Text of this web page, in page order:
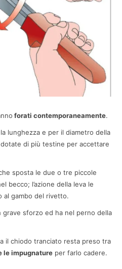
forati contemporaneamente.
lunghezza e per il diametro della
di più testine per accettare
sposta le due o tre piccole
becco; l’azione della leva le
al gambo del rivetto.
grave sforzo ed ha nel perno della
il chiodo tranciato resta preso tra
le impugnature per farlo cadere.